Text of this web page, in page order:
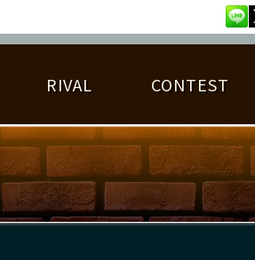
介 楽曲データ
ねんごろチャレンジ
RIVAL
レーヤー検索 フレンドリスト
CONTEST
大会とは？
RANKING TOTAL BEST SCORE